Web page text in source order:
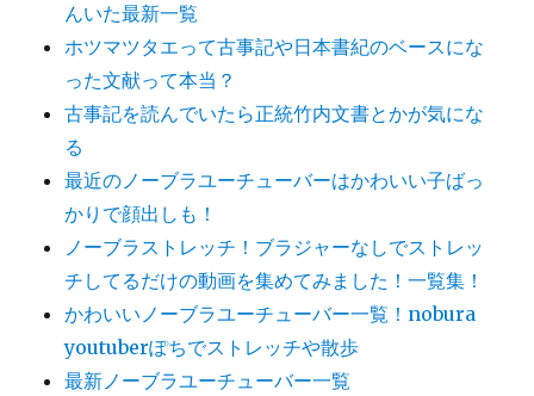
んいた最新一覧
ホツマツタエって古事記や日本書紀のベースにな
った文献って本当？
古事記を読んでいたら正統竹内文書とかが気にな
る
最近のノーブラユーチューバーはかわいい子ばっ
かりで顔出しも！
ノーブラストレッチ！ブラジャーなしでストレッ
チしてるだけの動画を集めてみました！一覧集！
かわいいノーブラユーチューバー一覧！nobura
youtuberぽちでストレッチや散歩
最新ノーブラユーチューバー一覧